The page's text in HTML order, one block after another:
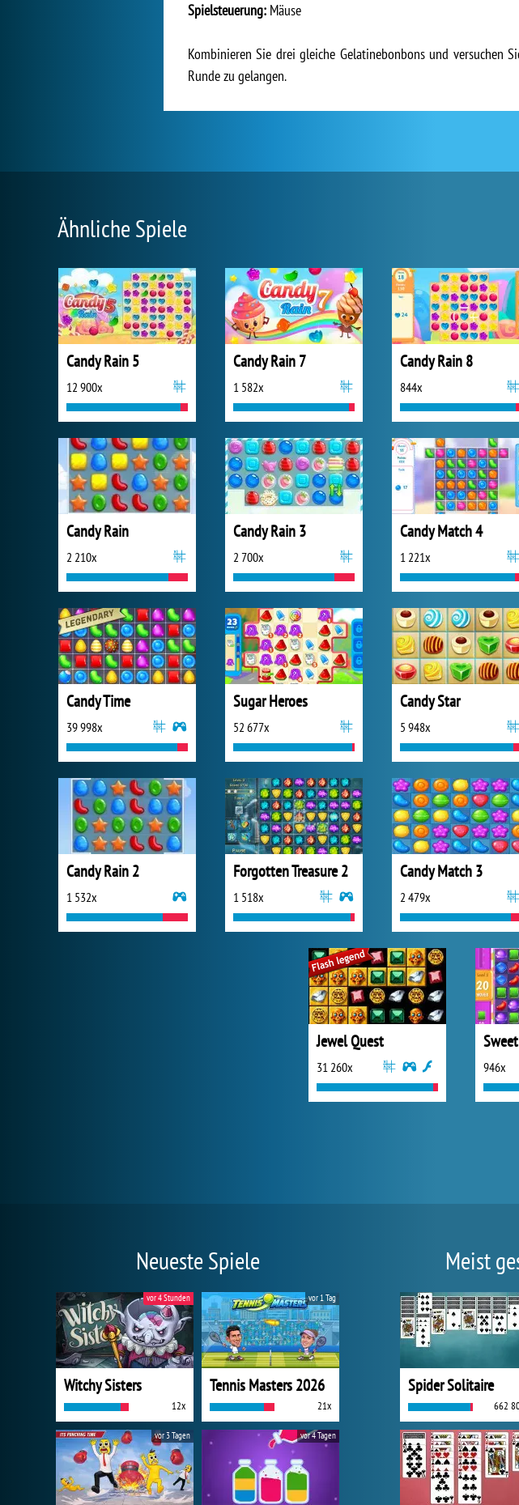
Spielsteuerung: Mäuse
Kombinieren Sie drei gleiche Gelatinebonbons und versuchen
Runde zu gelangen.
Ähnliche Spiele
Candy Rain 5
12 900x
Candy Rain 7
1 582x
Candy Rain 8
844x
Candy Rain
2 210x
Candy Rain 3
2 700x
Candy Match 4
1 221x
Candy Time
39 998x
Sugar Heroes
52 677x
Candy Star
5 948x
Candy Rain 2
1 532x
Forgotten Treasure 2
1 518x
Candy Match 3
2 479x
Jewel Quest
31 260x 946x
Neueste Spiele
Witchy Sisters
12x
vor 4 Stunden
Tennis Masters 2026
21x
vor 1 Tag
vor 3 Tagen vor 4 Tagen
Meist
Spider Solitaire
662